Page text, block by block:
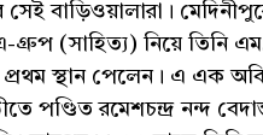
বাড়িওয়ালারা।
গ্রুপ (সাহিত্য) নিয়ে
প্রথম স্থান পেলেন। এ এক
পণ্ডিত রমেশচন্দ্র নন্দ